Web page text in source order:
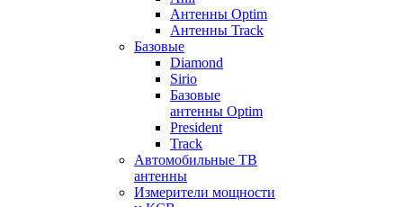
Антенны Optim
Антенны Track
Базовые
Diamond
Sirio
Базовые
антенны Optim
President
Track
Автомобильные ТВ
антенны
Измерители мощности